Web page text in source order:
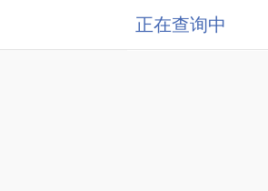
正在查询中